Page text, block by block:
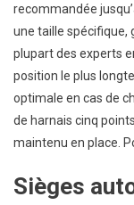
recommandée
une taille spécifique,
plupart des experts
position le plus
optimale en cas de
de harnais cinq
maintenu en place.
Sièges